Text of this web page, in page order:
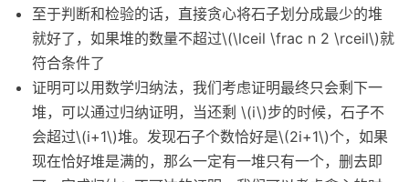
至于判断和检验的话，直接贪心将石子划分成最少的堆
就好了，如果堆的数量不超过\(\lceil \frac n 2 \rceil\)就
符合条件了
证明可以用数学归纳法，我们考虑证明最终只会剩下一
堆，可以通过归纳证明，当还剩 \(i\)步的时候，石子不
会超过\(i+1\)堆。发现石子个数恰好是\(2i+1\)个，如果
现在恰好堆是满的，那么一定有一堆只有一个，删去即